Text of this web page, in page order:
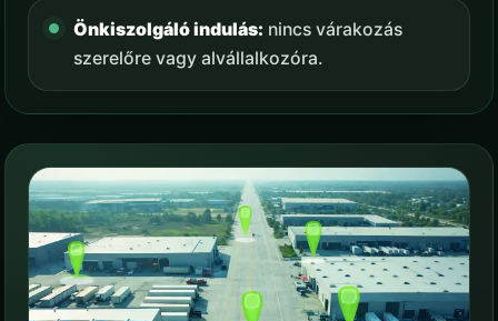
Önkiszolgáló indulás: nincs várakozás
szerelőre vagy alvállalkozóra.